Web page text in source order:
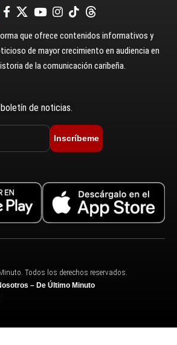
que ofrece contenidos informativos y
de mayor crecimiento en audiencia en
de la comunicación caribeña.
de noticias.
Inscríbeme
Todos los derechos reservados.
– De Último Minuto